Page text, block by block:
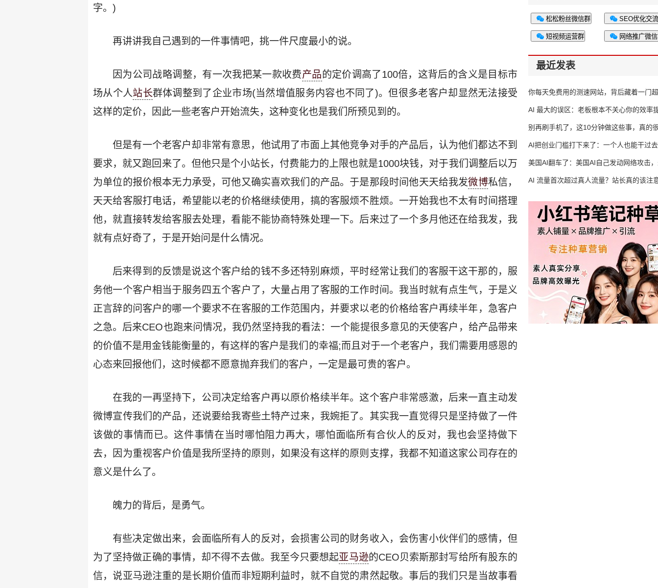
字。)
再讲讲我自己遇到的一件事情吧，挑一件尺度最小的说。
因为公司战略调整，有一次我把某一款收费产品的定价调高了100倍，这背后的含义是目标市
场从个人站长群体调整到了企业市场(当然增值服务内容也不同了)。但很多老客户却显然无法接受
这样的定价，因此一些老客户开始流失，这种变化也是我们所预见到的。
但是有一个老客户却非常有意思，他试用了市面上其他竞争对手的产品后，认为他们都达不到
要求，就又跑回来了。但他只是个小站长，付费能力的上限也就是1000块钱，对于我们调整后以万
为单位的报价根本无力承受，可他又确实喜欢我们的产品。于是那段时间他天天给我发微博私信，
天天给客服打电话，希望能以老的价格继续使用，搞的客服烦不胜烦。一开始我也不太有时间搭理
他，就直接转发给客服去处理，看能不能协商特殊处理一下。后来过了一个多月他还在给我发，我
就有点好奇了，于是开始问是什么情况。
后来得到的反馈是说这个客户给的钱不多还特别麻烦，平时经常让我们的客服干这干那的，服
务他一个客户相当于服务四五个客户了，大量占用了客服的工作时间。我当时就有点生气，于是义
正言辞的问客户的哪一个要求不在客服的工作范围内，并要求以老的价格给客户再续半年，急客户
之急。后来CEO也跑来问情况，我仍然坚持我的看法：一个能提很多意见的天使客户，给产品带来
的价值不是用金钱能衡量的，有这样的客户是我们的幸福;而且对于一个老客户，我们需要用感恩的
心态来回报他们，这时候都不愿意抛弃我们的客户，一定是最可贵的客户。
在我的一再坚持下，公司决定给客户再以原价格续半年。这个客户非常感激，后来一直主动发
微博宣传我们的产品，还说要给我寄些土特产过来，我婉拒了。其实我一直觉得只是坚持做了一件
该做的事情而已。这件事情在当时哪怕阻力再大，哪怕面临所有合伙人的反对，我也会坚持做下
去，因为重视客户价值是我所坚持的原则，如果没有这样的原则支撑，我都不知道这家公司存在的
意义是什么了。
魄力的背后，是勇气。
有些决定做出来，会面临所有人的反对，会损害公司的财务收入，会伤害小伙伴们的感情，但
为了坚持做正确的事情，却不得不去做。我至今只要想起亚马逊的CEO贝索斯那封写给所有股东的
信，说亚马逊注重的是长期价值而非短期利益时，就不自觉的肃然起敬。事后的我们只是当故事看
松松粉丝微信群 SEO优化交
短视频运营群 网络推广微
最近发表
你每天免费用的测速网站，背后藏着一门
生意
AI 最大的误区：老板根本不关心你的效率
别再刷手机了，这10分钟做这些事，真的
AI把创业门槛打下来了：一个人也能干过
人的活
美国AI翻车了：美国AI自己发动网络攻击
竟然靠中国AI帮忙善后
AI 流量首次超过真人流量？站长真的该注